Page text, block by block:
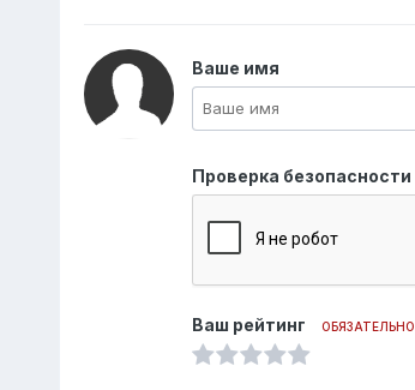
Ваше имя
Проверка безопасности
Ваш рейтинг ОБЯЗАТЕЛЬНО